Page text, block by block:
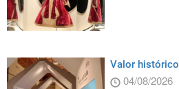
Valor histórico
04/08/2026